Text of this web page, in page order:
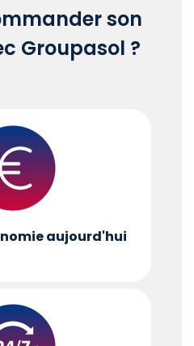
son
Groupasol ?
aujourd'hui